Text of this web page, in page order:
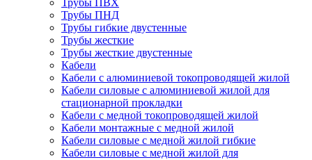
Трубы ПВХ
Трубы ПНД
Трубы гибкие двустенные
Трубы жесткие
Трубы жесткие двустенные
Кабели
Кабели с алюминиевой токопроводящей жилой
Кабели силовые с алюминиевой жилой для
стационарной прокладки
Кабели с медной токопроводящей жилой
Кабели монтажные с медной жилой
Кабели силовые с медной жилой гибкие
Кабели силовые с медной жилой для